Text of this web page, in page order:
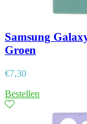
Samsung
Groen
€7,30
Bestellen